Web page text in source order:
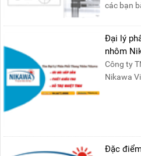
các bạn
Đại lý
nhôm
Công ty
Nikawa
Đặc